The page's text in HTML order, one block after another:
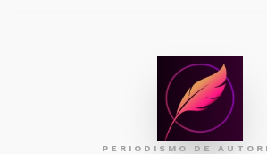
PERIODISMO DE